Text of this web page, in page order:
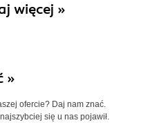
więcej »
»
ofercie? Daj nam znać.
się u nas pojawił.